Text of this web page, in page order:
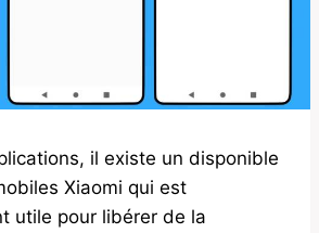
il existe un disponible
Xiaomi qui est
utile pour libérer de la